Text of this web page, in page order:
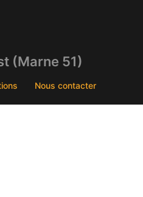
(Marne 51)
Nous contacter